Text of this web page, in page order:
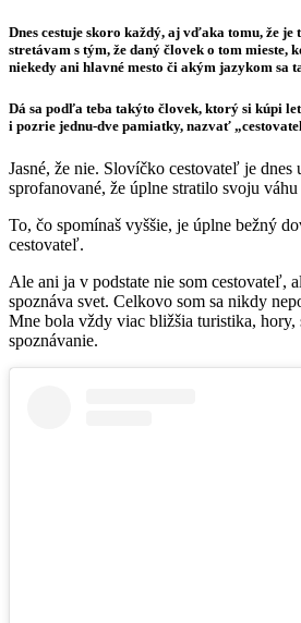
Dnes cestuje skoro každý, aj vďaka tomu, že je
stretávam s tým, že daný človek o tom mieste,
niekedy ani hlavné mesto či akým jazykom sa
Dá sa podľa teba takýto človek, ktorý si kúpi
i pozrie jednu-dve pamiatky, nazvať
Jasné, že nie. Slovíčko cestovateľ je dnes
sprofanované, že úplne stratilo svoju
To, čo spomínaš vyššie, je úplne bežný
cestovateľ.
Ale ani ja v podstate nie som cestovateľ,
spoznáva svet. Celkovo som sa nikdy
Mne bola vždy viac bližšia turistika, hory,
spoznávanie.